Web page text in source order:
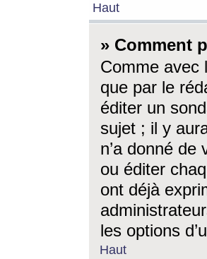
Haut
» Comment
Comme avec
que par le
éditer un
sujet ; il y
n’a donné
ou éditer
ont déjà
les options
Haut